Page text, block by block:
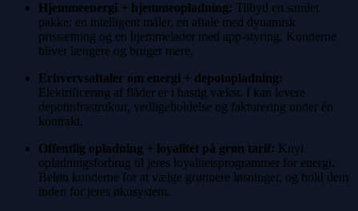
Hjemmeenergi + hjemmeopladning: Tilbyd en samlet
pakke: en intelligent måler, en aftale med dynamisk
prissætning og en hjemmelader med app-styring. Kunderne
bliver længere og bruger mere.
Erhvervsaftaler om energi + depotopladning:
Elektrificering af flåder er i hastig vækst. I kan levere
depotinfrastruktur, vedligeholdelse og fakturering under én
kontrakt.
Offentlig opladning + loyalitet på grøn tarif: Knyt
opladningsforbrug til jeres loyalitetsprogrammer for energi.
Beløn kunderne for at vælge grønnere løsninger, og hold dem
inden for jeres økosystem.